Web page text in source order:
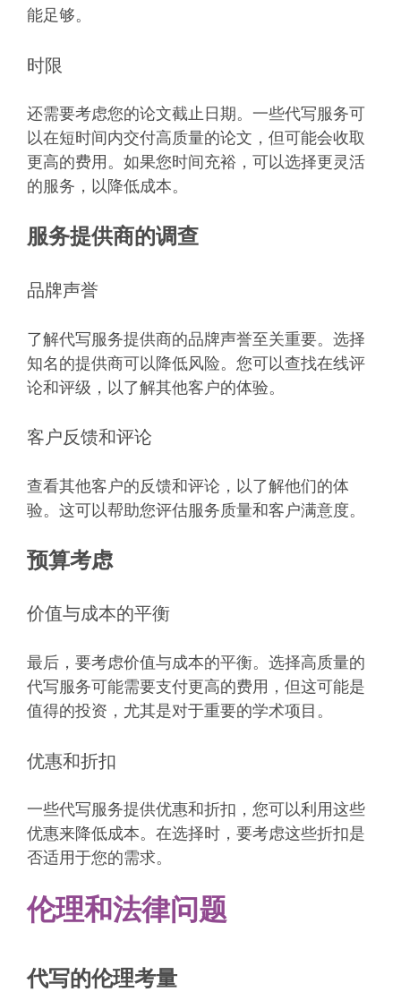
能足够。
时限
还需要考虑您的论文截止日期。一些代写服务可
以在短时间内交付高质量的论文，但可能会收取
更高的费用。如果您时间充裕，可以选择更灵活
的服务，以降低成本。
服务提供商的调查
品牌声誉
了解代写服务提供商的品牌声誉至关重要。选择
知名的提供商可以降低风险。您可以查找在线评
论和评级，以了解其他客户的体验。
客户反馈和评论
查看其他客户的反馈和评论，以了解他们的体
验。这可以帮助您评估服务质量和客户满意度。
预算考虑
价值与成本的平衡
最后，要考虑价值与成本的平衡。选择高质量的
代写服务可能需要支付更高的费用，但这可能是
值得的投资，尤其是对于重要的学术项目。
优惠和折扣
一些代写服务提供优惠和折扣，您可以利用这些
优惠来降低成本。在选择时，要考虑这些折扣是
否适用于您的需求。
伦理和法律问题
代写的伦理考量